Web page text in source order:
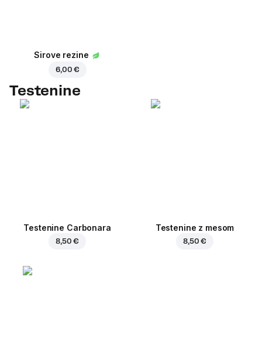
Sirove rezine
6,00 €
Testenine
Testenine Carbonara
8,50 €
Testenine z mesom
8,50 €